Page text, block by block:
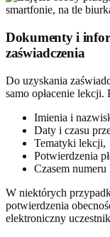
Dokumenty i
zaświadczenia
Do uzyskania
samo opłacenie lekcji.
Imienia i
Daty i czasu
Tematyki lekcji,
Potwierdzenia
Czasem
W niektórych
potwierdzenia
elektroniczny